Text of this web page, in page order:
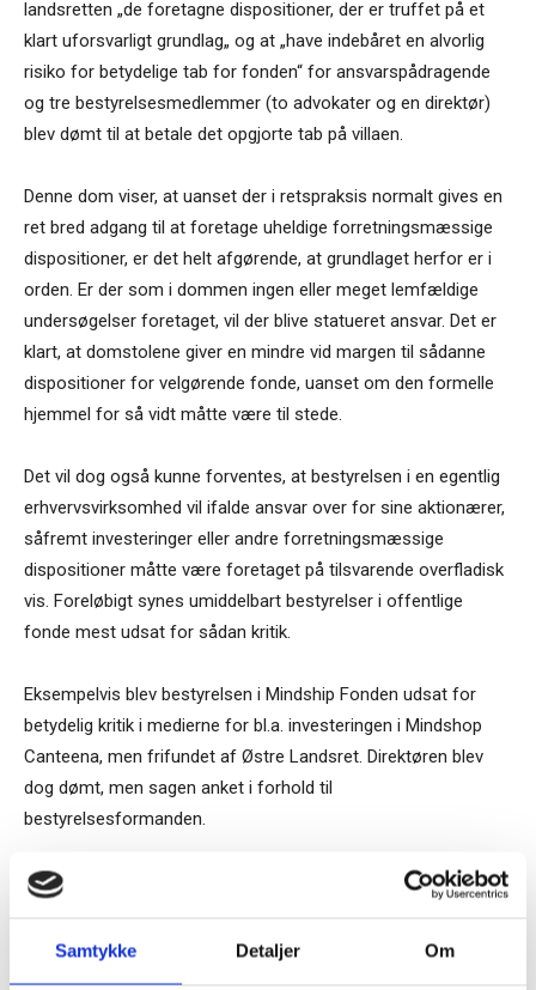
Samtykke Detaljer Om
landsretten „de foretagne dispositioner, der er truffet på et
klart uforsvarligt grundlag„ og at „have indebåret en alvorlig
risiko for betydelige tab for fonden“ for ansvarspådragende
og tre bestyrelsesmedlemmer (to advokater og en direktør)
blev dømt til at betale det opgjorte tab på villaen.
Denne dom viser, at uanset der i retspraksis normalt gives en
ret bred adgang til at foretage uheldige forretningsmæssige
dispositioner, er det helt afgørende, at grundlaget herfor er i
orden. Er der som i dommen ingen eller meget lemfældige
undersøgelser foretaget, vil der blive statueret ansvar. Det er
klart, at domstolene giver en mindre vid margen til sådanne
dispositioner for velgørende fonde, uanset om den formelle
hjemmel for så vidt måtte være til stede.
Det vil dog også kunne forventes, at bestyrelsen i en egentlig
erhvervsvirksomhed vil ifalde ansvar over for sine aktionærer,
såfremt investeringer eller andre forretningsmæssige
dispositioner måtte være foretaget på tilsvarende overfladisk
vis. Foreløbigt synes umiddelbart bestyrelser i offentlige
fonde mest udsat for sådan kritik.
Eksempelvis blev bestyrelsen i Mindship Fonden udsat for
betydelig kritik i medierne for bl.a. investeringen i Mindshop
Canteena, men frifundet af Østre Landsret. Direktøren blev
dog dømt, men sagen anket i forhold til
bestyrelsesformanden.
TAGS
fonde